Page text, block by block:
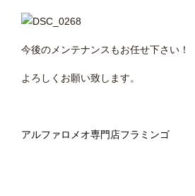
今後のメンテナンスもお任せ下さい！
よろしくお願い致します。
アルファロメオ専門店フラミンゴ